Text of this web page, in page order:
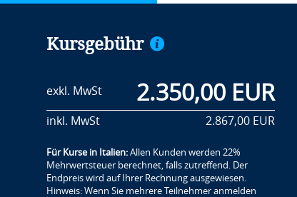
Kursgebühr
exkl. MwSt 2.350,00 EUR
inkl. MwSt 2.867,00 EUR
Für Kurse in Italien: Allen Kunden werden 22%
Mehrwertsteuer berechnet, falls zutreffend. Der
Endpreis wird auf Ihrer Rechnung ausgewiesen.
Hinweis: Wenn Sie mehrere Teilnehmer anmelden